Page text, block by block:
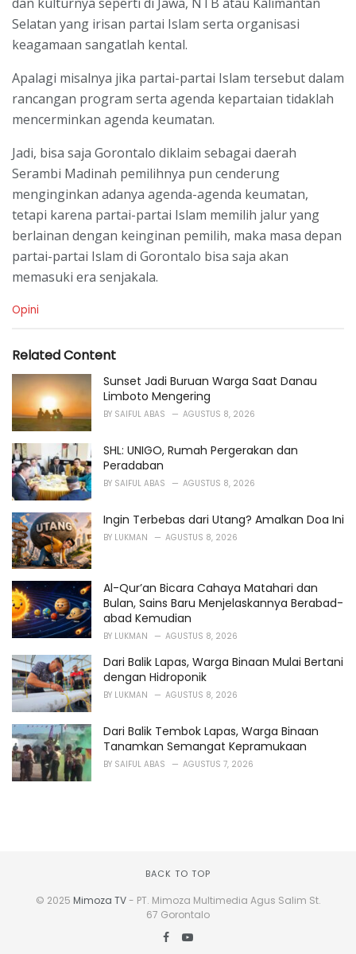
Selatan yang irisan partai Islam serta organisasi
keagamaan sangatlah kental.
Apalagi misalnya jika partai-partai Islam tersebut dalam
rancangan program serta agenda kepartaian tidaklah
mencerminkan agenda keumatan.
Jadi, bisa saja Gorontalo diklaim sebagai daerah
Serambi Madinah pemilihnya pun cenderung
menginginkan adanya agenda-agenda keumatan,
tetapi karena partai-partai Islam memilih jalur yang
berlainan dengan keinginan pemilih, maka masa depan
partai-partai Islam di Gorontalo bisa saja akan
memasuki era senjakala.
C
e
o
r
i
e
:
Opini
Related Content
Sunset Jadi Buruan Warga Saat Danau
Limboto Mengering
BY SAIFUL ABAS AGUSTUS 8, 2026
SHL: UNIGO, Rumah Pergerakan dan
Peradaban
BY SAIFUL ABAS AGUSTUS 8, 2026
Ingin Terbebas dari Utang? Amalkan Doa Ini
BY LUKMAN AGUSTUS 8, 2026
Al-Qur’an Bicara Cahaya Matahari dan
Bulan, Sains Baru Menjelaskannya Berabad-
abad Kemudian
BY LUKMAN AGUSTUS 8, 2026
Dari Balik Lapas, Warga Binaan Mulai Bertani
dengan Hidroponik
BY LUKMAN AGUSTUS 8, 2026
Dari Balik Tembok Lapas, Warga Binaan
Tanamkan Semangat Kepramukaan
BY SAIFUL ABAS AGUSTUS 7, 2026
BACK TO TOP
© 2025 Mimoza TV- PT. Mimoza Multimedia Agus Salim St.
67 Gorontalo